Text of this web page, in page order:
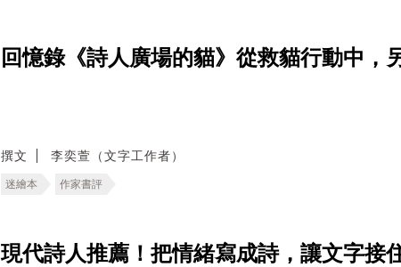
回憶錄《詩人廣場的貓》從救貓行動中，
撰文 李奕萱（文字工作者）
迷繪本 作家書評
現代詩人推薦！把情緒寫成詩，讓文字接